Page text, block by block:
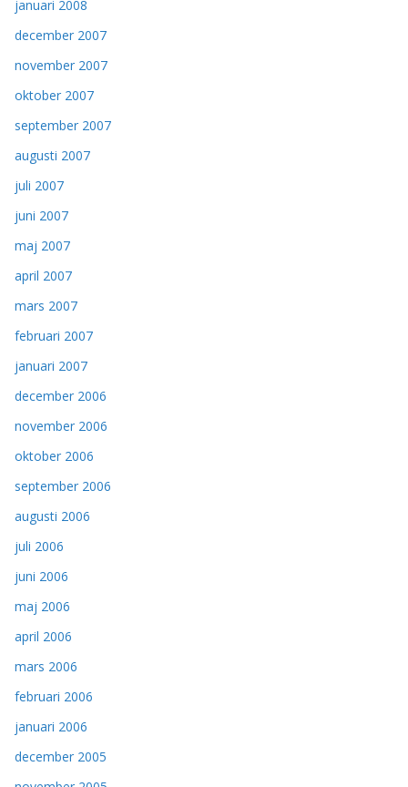
januari 2008
december 2007
november 2007
oktober 2007
september 2007
augusti 2007
juli 2007
juni 2007
maj 2007
april 2007
mars 2007
februari 2007
januari 2007
december 2006
november 2006
oktober 2006
september 2006
augusti 2006
juli 2006
juni 2006
maj 2006
april 2006
mars 2006
februari 2006
januari 2006
december 2005